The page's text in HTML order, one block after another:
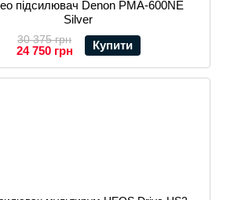
підсилювач Denon PMA-600NE
Silver
30 375 грн
24 750 грн Купити